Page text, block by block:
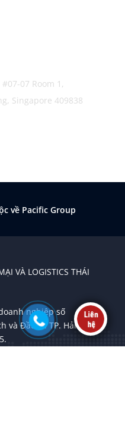
07 Room 1,
Singapore 409838
về Pacific Group
VÀ LOGISTICS THÁI
nghiệp số
và Đầu tư TP. Hải